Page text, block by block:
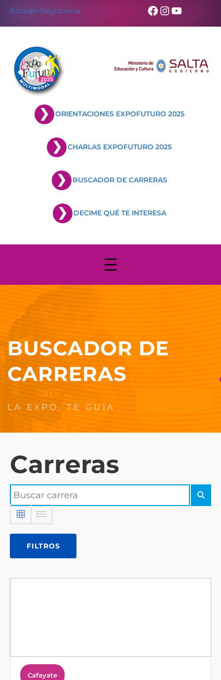
content
AccederRegistrarse Facebook
Instagram
YouTube
ORIENTACIONES EXPOFUTURO 2025
CHARLAS EXPOFUTURO 2025
BUSCADOR DE CARRERAS
DECIME QUÉ TE INTERESA
BUSCADOR DE
CARRERAS
Carreras
FILTROS
Cafayate